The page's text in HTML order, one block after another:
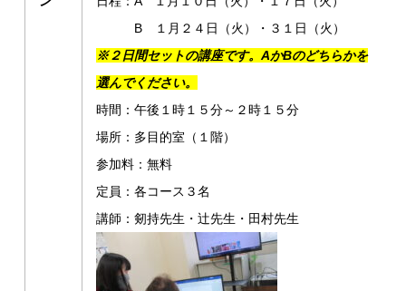
B １月２４日（火）・３１日（火）
※２日間セットの講座です。AかBのどちらかを
選んでください。
時間：午後１時１５分～２時１５分
場所：多目的室（１階）
参加料：無料
定員：各コース３名
講師：剱持先生・辻先生・田村先生